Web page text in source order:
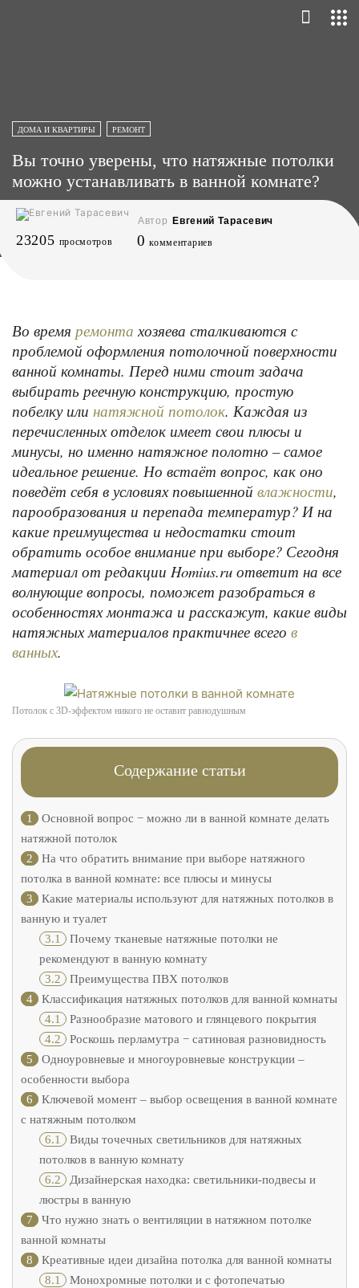
ДОМА И КВАРТИРЫ РЕМОНТ
Вы точно уверены, что натяжные потолки
можно устанавливать в ванной комнате?
Автор Евгений Тарасевич
23205 просмотров 0 комментариев
Во время ремонта хозяева сталкиваются с
проблемой оформления потолочной поверхности
ванной комнаты. Перед ними стоит задача
выбирать реечную конструкцию, простую
побелку или натяжной потолок. Каждая из
перечисленных отделок имеет свои плюсы и
минусы, но именно натяжное полотно – самое
идеальное решение. Но встаёт вопрос, как оно
поведёт себя в условиях повышенной влажности,
парообразования и перепада температур? И на
какие преимущества и недостатки стоит
обратить особое внимание при выборе? Сегодня
материал от редакции Homius.ru ответит на все
волнующие вопросы, поможет разобраться в
особенностях монтажа и расскажут, какие виды
натяжных материалов практичнее всего в
ванных.
Потолок с 3D-эффектом никого не оставит равнодушным
Содержание статьи
1
Основной вопрос − можно ли в ванной комнате делать
натяжной потолок
2
На что обратить внимание при выборе натяжного
потолка в ванной комнате: все плюсы и минусы
3
Какие материалы используют для натяжных потолков в
ванную и туалет
3.1 Почему тканевые натяжные потолки не
рекомендуют в ванную комнату
3.2 Преимущества ПВХ потолков
4
Классификация натяжных потолков для ванной комнаты
4.1 Разнообразие матового и глянцевого покрытия
4.2 Роскошь перламутра − сатиновая разновидность
5
Одноуровневые и многоуровневые конструкции –
особенности выбора
6
Ключевой момент – выбор освещения в ванной комнате
с натяжным потолком
6.1 Виды точечных светильников для натяжных
потолков в ванную комнату
6.2 Дизайнерская находка: светильники-подвесы и
люстры в ванную
7
Что нужно знать о вентиляции в натяжном потолке
ванной комнаты
8
Креативные идеи дизайна потолка для ванной комнаты
8.1 Монохромные потолки и с фотопечатью